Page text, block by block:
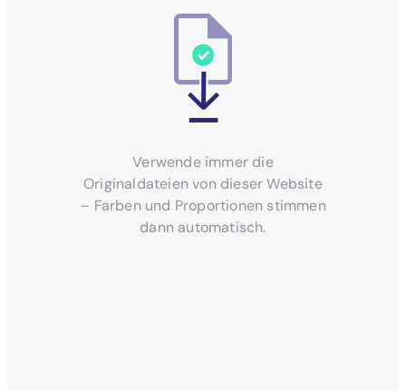
Verwende immer die
Originaldateien von dieser Website
– Farben und Proportionen stimmen
dann automatisch.